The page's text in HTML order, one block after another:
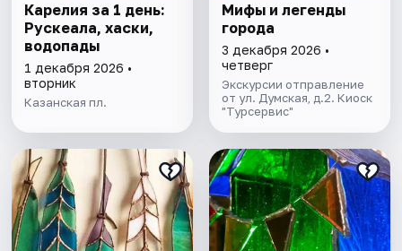
Карелия за 1 день:
Рускеала, хаски,
водопады
1 декабря 2026 •
вторник
Казанская пл.
Мифы и легенды
города
3 декабря 2026 •
четверг
Экскурсии отправление
от ул. Думская, д.2. Киоск
"Турсервис"